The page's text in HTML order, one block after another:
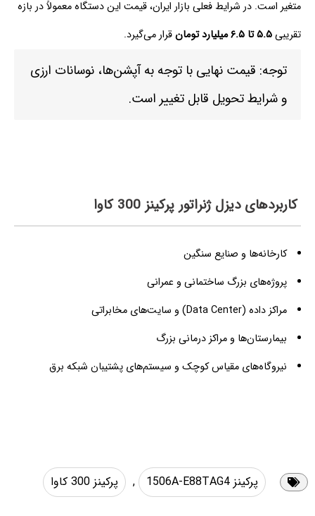
متغیر است. در شرایط فعلی بازار ایران، قیمت این دستگاه معمولاً در بازه
تقریبی۵.۵ تا ۶.۵ میلیارد تومان قرار می‌گیرد.
توجه: قیمت نهایی با توجه به آپشن‌ها، نوسانات ارزی
و شرایط تحویل قابل تغییر است.
کاربردهای دیزل ژنراتور پرکینز 300 کاوا
کارخانه‌ها و صنایع سنگین
پروژه‌های بزرگ ساختمانی و عمرانی
مراکز داده (Data Center) و سایت‌های مخابراتی
بیمارستان‌ها و مراکز درمانی بزرگ
نیروگاه‌های مقیاس کوچک و سیستم‌های پشتیبان شبکه برق
پرکینز 1506A-E88TAG4 , پرکینز 300 کاوا